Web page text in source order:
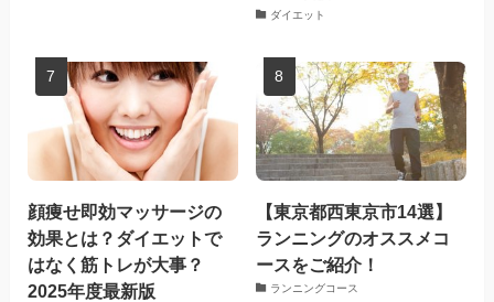
ダイエット
顔痩せ即効マッサージの
効果とは？ダイエットで
はなく筋トレが大事？
2025年度最新版
【東京都西東京市14選】
ランニングのオススメコ
ースをご紹介！
ランニングコース